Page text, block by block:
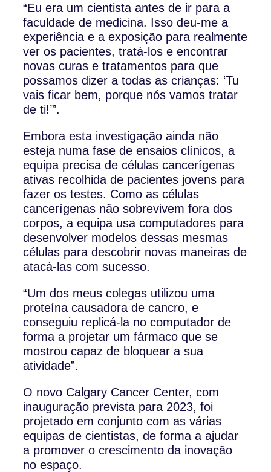
“Eu era um cientista antes de ir para a
faculdade de medicina. Isso deu-me a
experiência e a exposição para realmente
ver os pacientes, tratá-los e encontrar
novas curas e tratamentos para que
possamos dizer a todas as crianças: ‘Tu
vais ficar bem, porque nós vamos tratar
de ti!’”.
Embora esta investigação ainda não
esteja numa fase de ensaios clínicos, a
equipa precisa de células cancerígenas
ativas recolhida de pacientes jovens para
fazer os testes. Como as células
cancerígenas não sobrevivem fora dos
corpos, a equipa usa computadores para
desenvolver modelos dessas mesmas
células para descobrir novas maneiras de
atacá-las com sucesso.
“Um dos meus colegas utilizou uma
proteína causadora de cancro, e
conseguiu replicá-la no computador de
forma a projetar um fármaco que se
mostrou capaz de bloquear a sua
atividade”.
O novo Calgary Cancer Center, com
inauguração prevista para 2023, foi
projetado em conjunto com as várias
equipas de cientistas, de forma a ajudar
a promover o crescimento da inovação
no espaço.